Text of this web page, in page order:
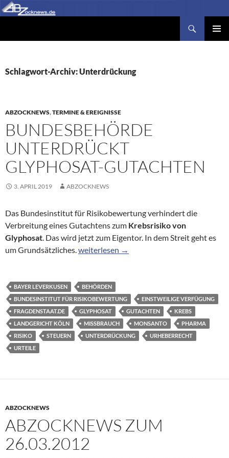
Zum
Inhalt
Schlagwort-Archiv: Unterdrückung
ABZOCKNEWS,TERMINE & EREIGNISSE
BUNDESBEHÖRDE
UNTERDRÜCKT
GLYPHOSAT-GUTACHTEN
3. APRIL 2019 ABZOCKNEWS
Das Bundesinstitut für Risikobewertung verhindert die
Verbreitung eines Gutachtens zum Krebsrisiko von
Glyphosat. Das wird jetzt zum Eigentor. In dem Streit geht es
um Grundsätzliches.Bundesbehörde unterdrückt Glyphosat-
weiterlesen →
BAYER LEVERKUSEN
BEHÖRDEN
BUNDESINSTITUT FÜR RISIKOBEWERTUNG
EINSTWEILIGE VERFÜGUNG
FRAGDENSTAAT.DE
GLYPHOSAT GUTACHTEN
KREBS
LANDGERICHT KÖLN
MISSBRAUCH MONSANTO
PHARMA
RISIKO
STEUERN UNTERDRÜCKUNG
URHEBERRECHT
URTEILE
ABZOCKNEWS
ABZOCKNEWS ZUM
26.03.2012